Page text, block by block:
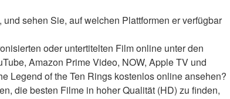
sehen Sie, auf welchen Plattformen er verfügbar
oder untertitelten Film online unter den
Amazon Prime Video, NOW, Apple TV und
Legend of the Ten Rings kostenlos online ansehen?
die besten Filme in hoher Qualität (HD) zu finden,